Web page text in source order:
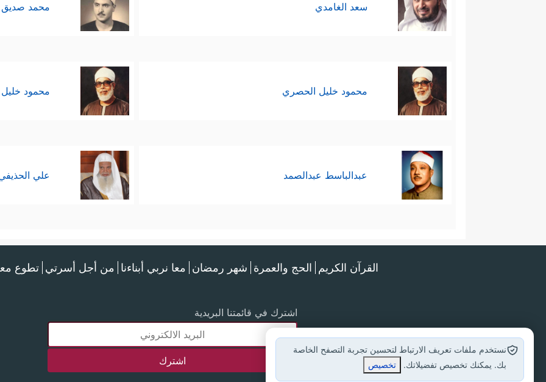
سعد الغامدي محمد صديق
محمود خليل الحصري محمود
عبدالباسط عبدالصمد علي
القرآن الكريم الحج والعمرة شهر رمضان معا نربي أبناءنا من أجل أسرتي تطوع
اشترك في قائمتنا البريدية
نستخدم ملفات تعريف الارتباط لتحسين تجربة التصفح الخاصة
بك. يمكنك تخصيص تفضيلاتك.
تخصيص